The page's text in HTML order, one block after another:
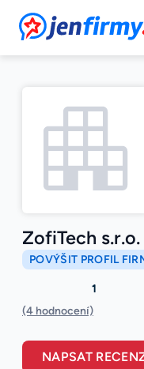
JenFirmy.cz
ZofiTech
POVÝŠIT PROFIL
1
(4 hodnocení)
NAPSAT